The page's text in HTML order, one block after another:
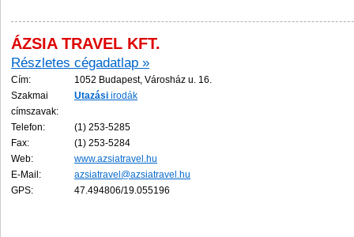
ÁZSIA TRAVEL KFT.
Részletes cégadatlap »
Cím:
1052 Budapest, Városház u. 16.
Szakmai
címszavak:
Utazási irodák
Telefon:
(1) 253-5285
Fax:
(1) 253-5284
Web:
www.azsiatravel.hu
E-Mail:
azsiatravel@azsiatravel.hu
GPS:
47.494806/19.055196